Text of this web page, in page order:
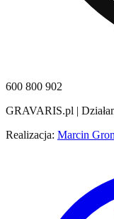
600 800 902
GRAVARIS.pl |
Realizacja: Marcin